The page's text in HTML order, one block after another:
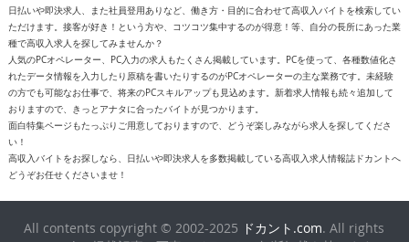
日払いや即決求人、また社員登用ありなど、働き方・目的に合わせて高収入バイトを検索してい
ただけます。接客が好き！という方や、コツコツ集中するのが得意！等、自分の長所にあった業
種で高収入求人を探してみませんか？
人気のPCオペレーター、PC入力の求人もたくさん掲載しています。PCを使って、各種数値化さ
れたデータ情報を入力したり原稿を書いたりするのがPCオペレーターの主な業務です。未経験
の方でも可能なお仕事で、将来のPCスキルアップも見込めます。新着求人情報も続々追加して
おりますので、きっとアナタに合ったバイトが見つかります。
面白特集ページもたっぷりご用意しておりますので、どうぞ楽しみながら求人を探してくださ
い！
高収入バイトをお探しなら、日払いや即決求人を多数掲載している高収入求人情報誌ドカントへ
どうぞお任せくださいませ！
All contents copyright © 2002-2025 ドカント.com. All rights